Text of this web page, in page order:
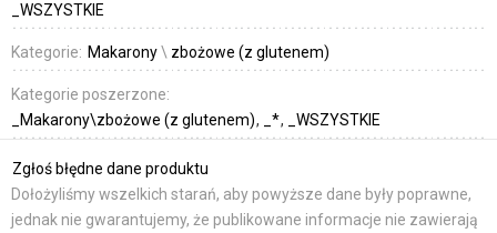
_WSZYSTKIE
Kategorie: Makarony\ zbożowe (z glutenem)
Kategorie poszerzone:
_Makarony\zbożowe (z glutenem)
_* _WSZYSTKIE
Zgłoś błędne dane produktu
Dołożyliśmy wszelkich starań, aby powyższe dane były poprawne,
jednak nie gwarantujemy, że publikowane informacje nie zawierają